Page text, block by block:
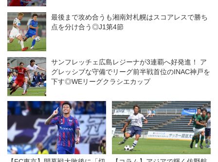
最後まで攻め合うも湘南対札幌はスコアレスで勝ち
点を分け合う◎J1第4節
サンフレッチェ広島レジーナが3連覇へ好発進！ ア
グレッシブな守備でリーグ前半戦首位のINAC神戸を
下す◎WEリーグクラシエカップ